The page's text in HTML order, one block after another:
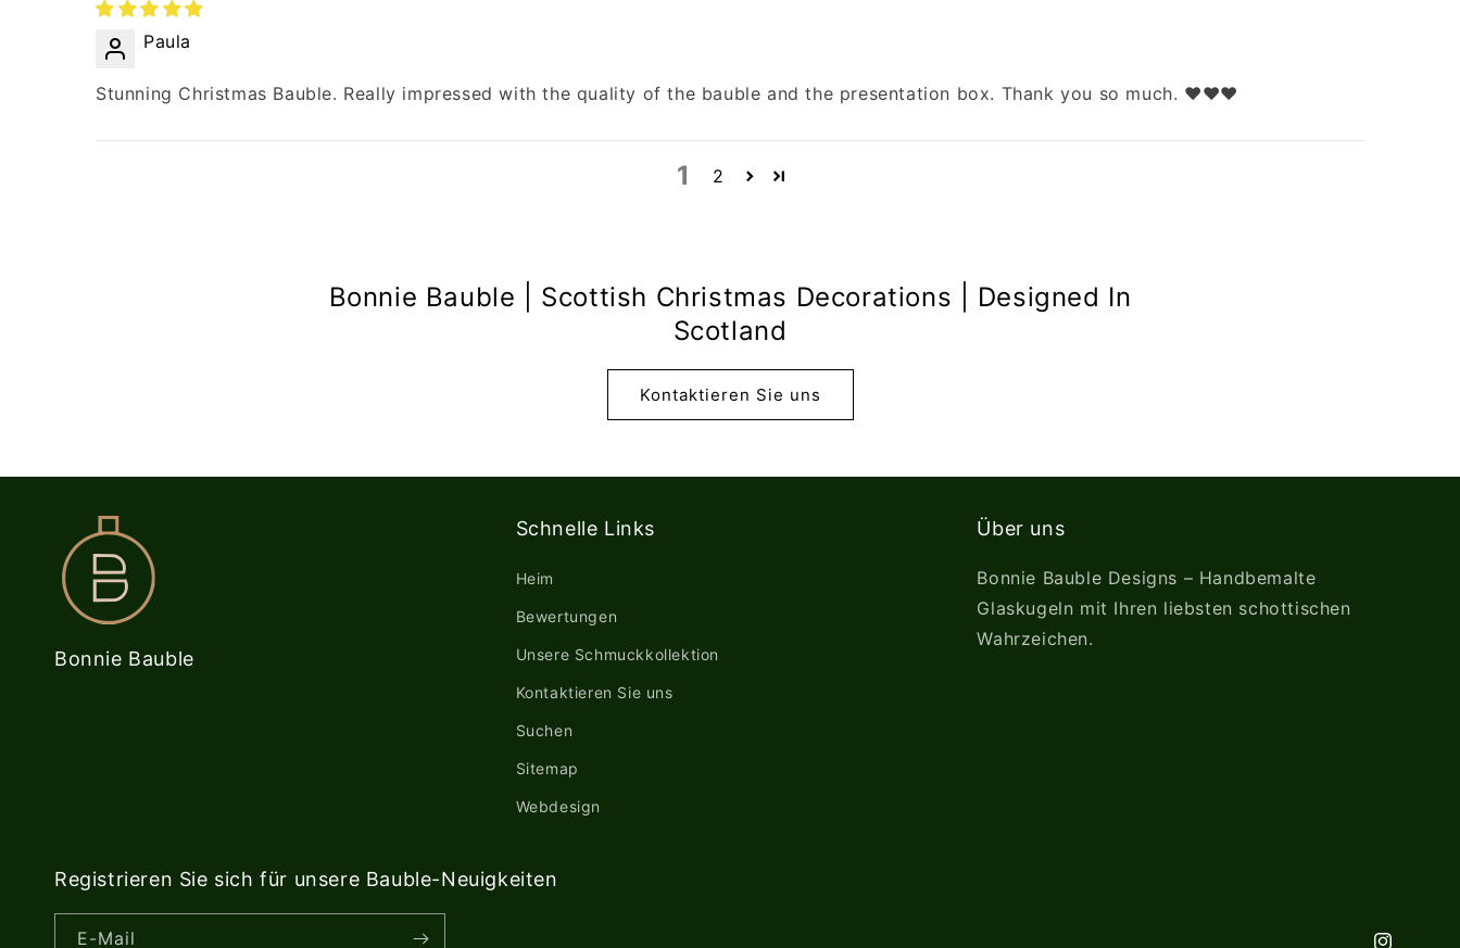
Paula
Stunning Christmas Bauble. Really impressed with the quality of the bauble and the presentation box. Thank you so much. ❤️❤️❤️
1 2
Bonnie Bauble | Scottish Christmas Decorations | Designed In
Scotland
Kontaktieren Sie uns
Bonnie Bauble
Schnelle Links
Heim
Bewertungen
Unsere Schmuckkollektion
Kontaktieren Sie uns
Suchen
Sitemap
Webdesign
Über uns
Bonnie Bauble Designs – Handbemalte
Glaskugeln mit Ihren liebsten schottischen
Wahrzeichen.
Registrieren Sie sich für unsere Bauble-Neuigkeiten
E-Mail